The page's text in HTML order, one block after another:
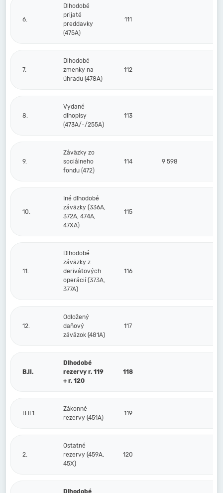
6.
Dlhodobé
prijaté
preddavky
(475A)
111
7.
Dlhodobé
zmenky na
úhradu (478A)
112
8.
Vydané
dlhopisy
(473A/-/255A)
113
9.
Záväzky zo
sociálneho
fondu (472)
114 9 598
10.
Iné dlhodobé
záväzky (336A,
372A, 474A,
47XA)
115
11.
Dlhodobé
záväzky z
derivátových
operácií (373A,
377A)
116
12.
Odložený
daňový
záväzok (481A)
117
B.II.
Dlhodobé
rezervy r. 119
+ r. 120
118
B.II.1.
Zákonné
rezervy (451A)
119
2.
Ostatné
rezervy (459A,
45X)
120
Dlhodobé